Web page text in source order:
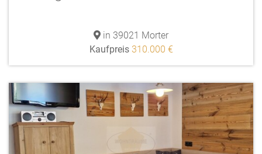
in 39021 Morter
Kaufpreis 310.000 €